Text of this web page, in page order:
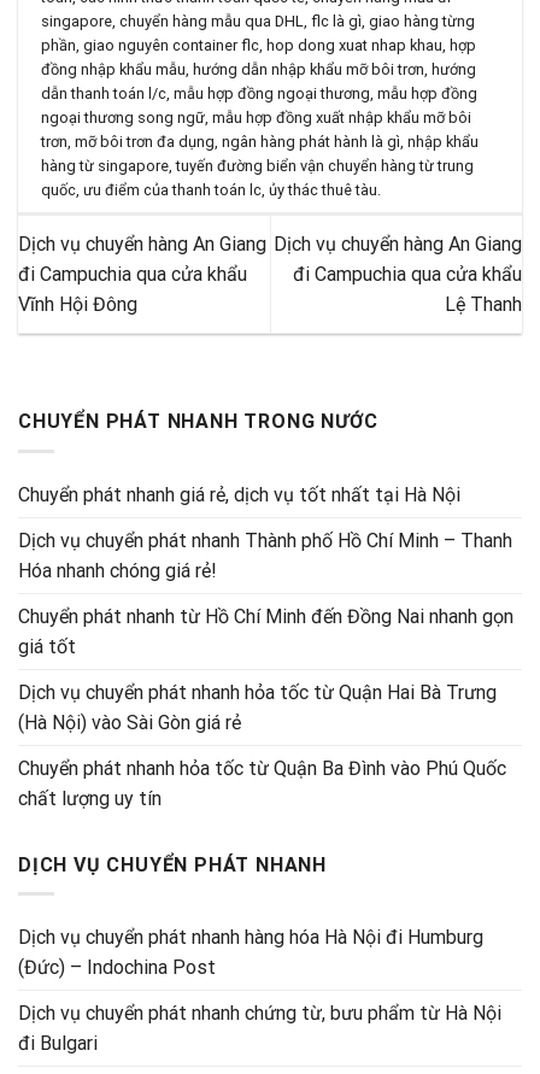
singapore,chuyển hàng mẫu qua DHL,flc là gì,giao hàng từng
phần,giao nguyên container flc, hop dong xuat nhap khau, hợp
đồng nhập khẩu mẫu, hướng dẫn nhập khẩu mỡ bôi trơn, hướng
dẫn thanh toán l/c,mẫu hợp đồng ngoại thương,mẫu hợp đồng
ngoại thương song ngữ,mẫu hợp đồng xuất nhập khẩu mỡ bôi
trơn,mỡ bôi trơn đa dụng,ngân hàng phát hành là gì,nhập khẩu
hàng từ singapore,tuyến đường biển vận chuyển hàng từ trung
quốc,ưu điểm của thanh toán lc,ủy thác thuê tàu.
Dịch vụ chuyển hàng An Giang
đi Campuchia qua cửa khẩu
Vĩnh Hội Đông
Dịch vụ chuyển hàng An Giang
đi Campuchia qua cửa khẩu
Lệ Thanh
CHUYỂN PHÁT NHANH TRONG NƯỚC
Chuyển phát nhanh giá rẻ, dịch vụ tốt nhất tại Hà Nội
Dịch vụ chuyển phát nhanh Thành phố Hồ Chí Minh – Thanh
Hóa nhanh chóng giá rẻ!
Chuyển phát nhanh từ Hồ Chí Minh đến Đồng Nai nhanh gọn
giá tốt
Dịch vụ chuyển phát nhanh hỏa tốc từ Quận Hai Bà Trưng
(Hà Nội) vào Sài Gòn giá rẻ
Chuyển phát nhanh hỏa tốc từ Quận Ba Đình vào Phú Quốc
chất lượng uy tín
DỊCH VỤ CHUYỂN PHÁT NHANH
Dịch vụ chuyển phát nhanh hàng hóa Hà Nội đi Humburg
(Đức) – Indochina Post
Dịch vụ chuyển phát nhanh chứng từ, bưu phẩm từ Hà Nội
đi Bulgari